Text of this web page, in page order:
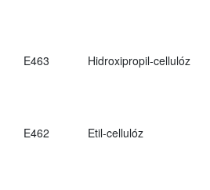
E463 Hidroxipropil-cellulóz
E462 Etil-cellulóz